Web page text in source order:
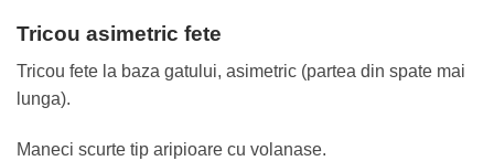
Tricou asimetric fete
Tricou fete la baza gatului, asimetric (partea din spate mai
lunga).
Maneci scurte tip aripioare cu volanase.